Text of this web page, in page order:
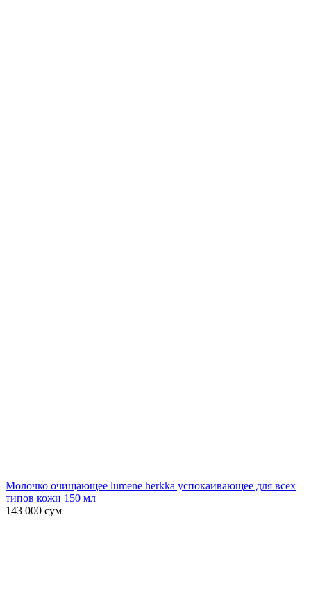
Молочко очищающее lumene herkka успокаивающее для всех
типов кожи 150 мл
143 000 сум